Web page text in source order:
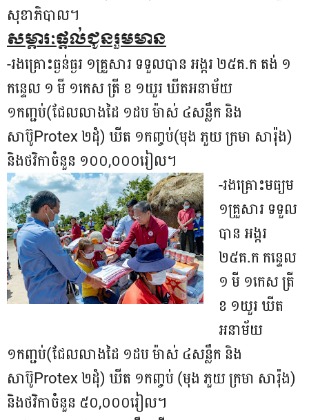
សុខាភិបាល។
សម្ភារៈផ្តល់ជូនរួមមាន
-រងគ្រោះធ្ងន់ធ្ងរ ១គ្រួសារ ទទួលបាន អង្ករ ២៥គ.ក តង់ ១
កន្ទេល ១ មី ១កេស ត្រី ខ ១យួរ ឃីតអនាម័យ
១កញ្ជប់(ជែលលាងដៃ ១ដប ម៉ាស់ ៤សន្លឹក និង
សាប៊ូProtex ២ដុំ) ឃីត ១កញ្ចប់(មុង ភួយ ក្រមា សារ៉ុង)
និងថវិកាចំនួន ១០០,០០០រៀល។
-រងគ្រោះមធ្យម
១គ្រួសារ ទទួល
បាន អង្ករ
២៥គ.ក កន្ទេល
១ មី ១កេស ត្រី
ខ ១យួរ ឃីត
អនាម័យ
១កញ្ជប់(ជែលលាងដៃ ១ដប ម៉ាស់ ៤សន្លឹក និង
សាប៊ូProtex ២ដុំ) ឃីត ១កញ្ចប់ (មុង ភួយ ក្រមា សារ៉ុង)
និងថវិកាចំនួន ៥០,០០០រៀល។